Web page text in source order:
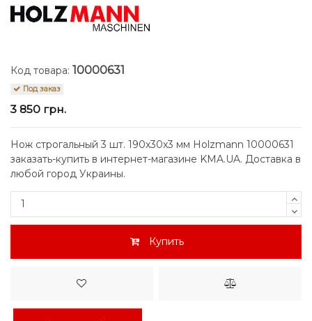
Код товара: 10000631
Под заказ
3 850 грн.
Нож строгальный 3 шт. 190x30x3 мм Holzmann 10000631
заказать-купить в интернет-магазине KMA.UA. Доставка в
любой город Украины.
Купить